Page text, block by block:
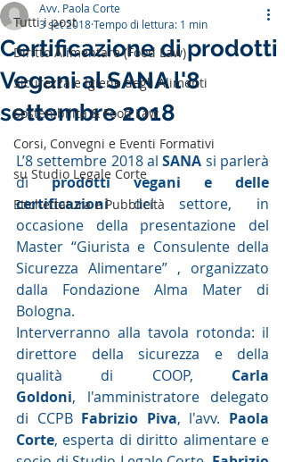
Tutti i post
Diritto Alimentare (Food Law)
Sicurezza e Igiene degli Alimenti
Sostenibilità & Food Law
Corsi, Convegni e Eventi Formativi
su Studio Legale Corte
Etichettatura e Pubblicità
Certificazione di prodotti
Vegani al SANA l'8
settembre 2018
Avv. Paola Corte
3 set 2018Tempo di lettura: 1 min
L’8 settembre 2018 al SANA si parlerà
di prodotti vegani e delle
certificazioni del settore, in
occasione della presentazione del
Master “Giurista e Consulente della
Sicurezza Alimentare” , organizzato
dalla Fondazione Alma Mater di
Bologna.
Interverranno alla tavola rotonda: il
direttore della sicurezza e della
qualità di COOP, Carla
Goldoni, l'amministratore delegato
di CCPB Fabrizio Piva, l'avv. Paola
Corte, esperta di diritto alimentare e